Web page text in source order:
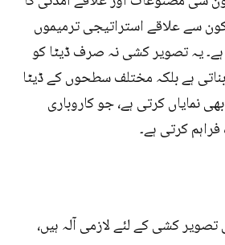
سے علاقے استراتیجی ترمیموں
یہ تصویر کشی نہ صرف ڈیٹا کو
ہے بلکہ مختلف سطحوں کے ڈیٹا
نمایاں کرتی ہے، جو کاروباری
کرتی ہے۔
کشی کے لئے لازمی آلہ ہیں،